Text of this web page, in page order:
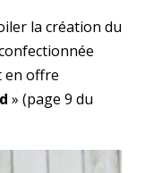
la création du
en offre
» (page 9 du